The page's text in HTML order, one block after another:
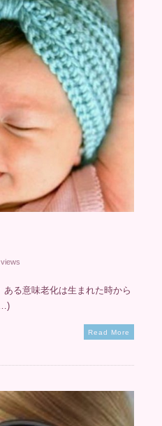
る意味老化は生まれた時から
…)
Read More